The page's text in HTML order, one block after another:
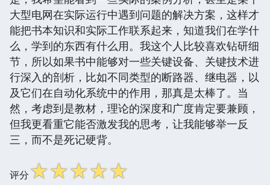
大型电网在实际运行中遇到问题的解决方案，这样才
能把书本知识和实际工作联系起来，知道我们在学什
么，学到的东西有什么用。我这个人比较喜欢钻研细
节，所以如果书中能够对一些关键设备、关键技术进
行深入的剖析，比如不同类型的断路器、继电器，以
及它们在自动化系统中的作用，那真是太棒了。当
然，考虑到是教材，理论的深度和广度肯定要兼顾，
但我更看重它能否激发我的思考，让我能够举一反
三，而不是死记硬背。
评分☆☆☆☆☆